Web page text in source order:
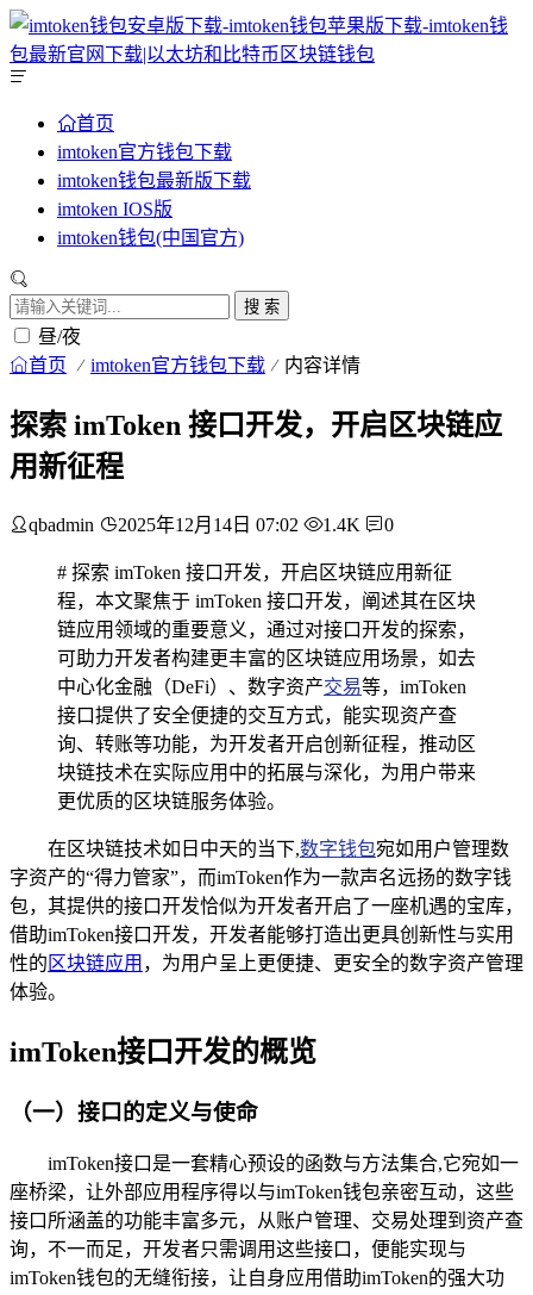
首页
imtoken官方钱包下载
imtoken钱包最新版下载
imtoken IOS版
imtoken钱包(中国官方)
搜 索
昼/夜
首页 imtoken官方钱包下载 内容详情
探索 imToken 接口开发，开启区块链应
用新征程
qbadmin 2025年12月14日 07:02 1.4K 0
# 探索 imToken 接口开发，开启区块链应用新征
程，本文聚焦于 imToken 接口开发，阐述其在区块
链应用领域的重要意义，通过对接口开发的探索，
可助力开发者构建更丰富的区块链应用场景，如去
中心化金融（DeFi）、数字资产交易等，imToken
接口提供了安全便捷的交互方式，能实现资产查
询、转账等功能，为开发者开启创新征程，推动区
块链技术在实际应用中的拓展与深化，为用户带来
更优质的区块链服务体验。
在区块链技术如日中天的当下,数字钱包宛如用户管理数
字资产的“得力管家”，而imToken作为一款声名远扬的数字钱
包，其提供的接口开发恰似为开发者开启了一座机遇的宝库，
借助imToken接口开发，开发者能够打造出更具创新性与实用
性的 区块链应用 ，为用户呈上更便捷、更安全的数字资产管理
体验。
imToken接口开发的概览
（一）接口的定义与使命
imToken接口是一套精心预设的函数与方法集合,它宛如一
座桥梁，让外部应用程序得以与imToken钱包亲密互动，这些
接口所涵盖的功能丰富多元，从账户管理、交易处理到资产查
询，不一而足，开发者只需调用这些接口，便能实现与
imToken钱包的无缝衔接，让自身应用借助imToken的强大功